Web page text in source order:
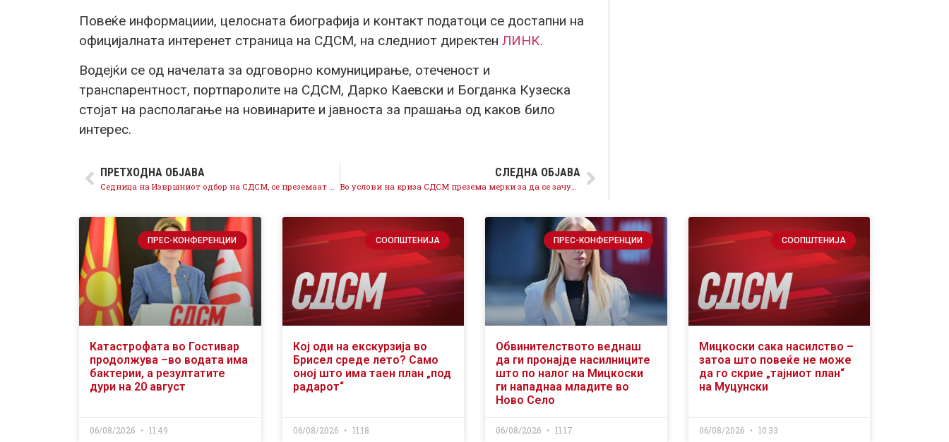
Повеќе информациии, целосната биографија и контакт податоци се достапни на
официјалната интеренет страница на СДСМ, на следниот директен ЛИНК.
Водејќи се од начелата за одговорно комуницирање, отеченост и
транспарентност, портпаролите на СДСМ, Дарко Каевски и Богданка Кузеска
стојат на располагање на новинарите и јавноста за прашања од каков било
интерес.
ПРЕТХОДНА ОБЈАВА СЛЕДНА ОБЈАВА
ПРЕС-КОНФЕРЕНЦИИ
Катастрофата во Гостивар
продолжува –во водата има
бактерии, а резултатите
дури на 20 август
06/08/2026 11:49
СООПШТЕНИЈА
Кој оди на екскурзија во
Брисел среде лето? Само
оној што има таен план „под
радарот“
06/08/2026 11:18
ПРЕС-КОНФЕРЕНЦИИ
Обвинителството веднаш
да ги пронајде насилниците
што по налог на Мицкоски
ги нападнаа младите во
Ново Село
06/08/2026 11:17
СООПШТЕНИЈА
Мицкоски сака насилство –
затоа што повеќе не може
да го скрие „тајниот план“
на Муцунски
06/08/2026 10:33